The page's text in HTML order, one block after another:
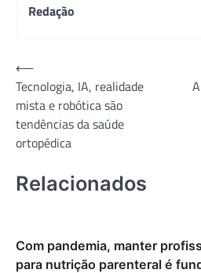
Redação
Navegação
de
Post
⟵
Tecnologia, IA, realidade
mista e robótica são
tendências da saúde
ortopédica
Relacionados
Com pandemia, manter
para nutrição parenteral é